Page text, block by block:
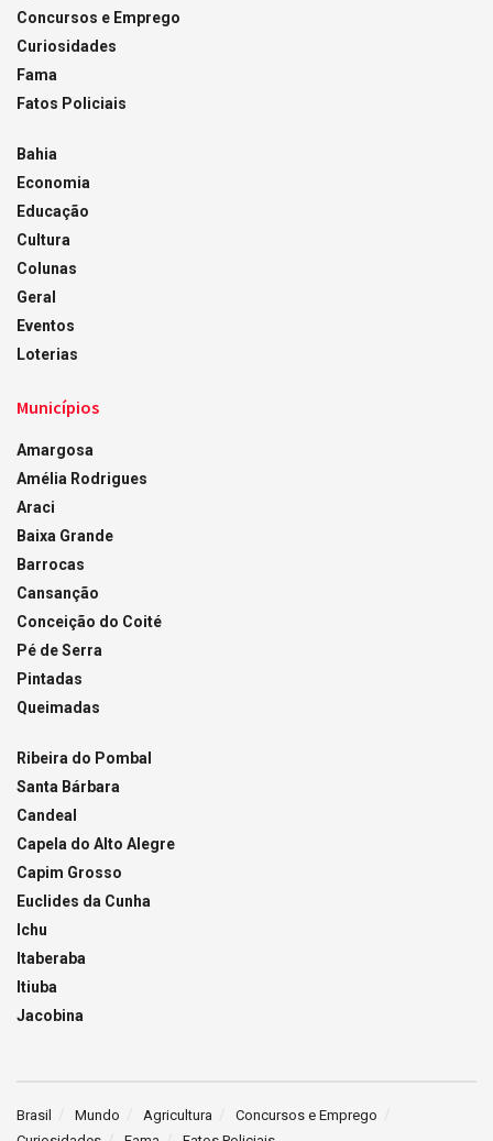
Concursos e Emprego
Curiosidades
Fama
Fatos Policiais
Bahia
Economia
Educação
Cultura
Colunas
Geral
Eventos
Loterias
Municípios
Amargosa
Amélia Rodrigues
Araci
Baixa Grande
Barrocas
Cansanção
Conceição do Coité
Pé de Serra
Pintadas
Queimadas
Ribeira do Pombal
Santa Bárbara
Candeal
Capela do Alto Alegre
Capim Grosso
Euclides da Cunha
Ichu
Itaberaba
Itiuba
Jacobina
Brasil Mundo Agricultura
Concursos e Emprego